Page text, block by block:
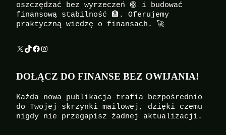
oszczędzać bez wyrzeczeń 🛟 i budować
finansową stabilność 🏦. Oferujemy
praktyczną wiedzę o finansach. 🚀
X TikTok Facebook Instagram
DOŁĄCZ DO FINANSE BEZ OWIJANIA!
Każda nowa publikacja trafia bezpośrednio
do Twojej skrzynki mailowej, dzięki czemu
nigdy nie przegapisz żadnej aktualizacji.